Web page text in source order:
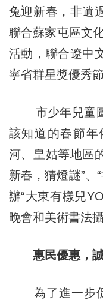
兔迎新春，非遺
聯合蘇家屯區文
活動，聯合遼中
寧省群星獎優秀節
市少年兒童圖
該知道的春節年
河、皇姑等地區
新春，猜燈謎”、
辦“大東有樣兒
晚會和美術書法攝
惠民優惠，
為了進一步促